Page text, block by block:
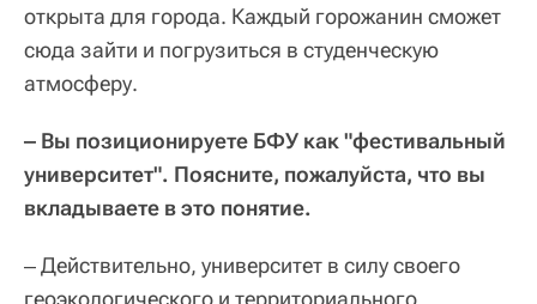
открыта для города. Каждый горожанин сможет
сюда зайти и погрузиться в студенческую
атмосферу.
‒ Вы позиционируете БФУ как "фестивальный
университет". Поясните, пожалуйста, что вы
вкладываете в это понятие.
‒ Действительно, университет в силу своего
геоэкологического и территориального